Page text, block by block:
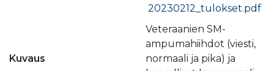
20230212_tulokset.pdf
Kuvaus
Veteraanien SM-
ampumahiihdot (viesti,
normaali ja pika) ja